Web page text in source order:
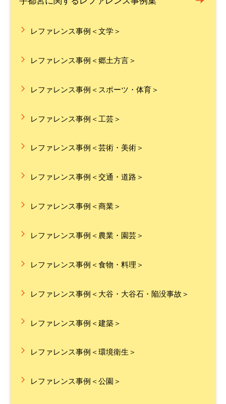
レファレンス事例＜文学＞
レファレンス事例＜郷土方言＞
レファレンス事例＜スポーツ・体育＞
レファレンス事例＜工芸＞
レファレンス事例＜芸術・美術＞
レファレンス事例＜交通・道路＞
レファレンス事例＜商業＞
レファレンス事例＜農業・園芸＞
レファレンス事例＜食物・料理＞
レファレンス事例＜大谷・大谷石・陥没事故＞
レファレンス事例＜建築＞
レファレンス事例＜環境衛生＞
レファレンス事例＜公園＞